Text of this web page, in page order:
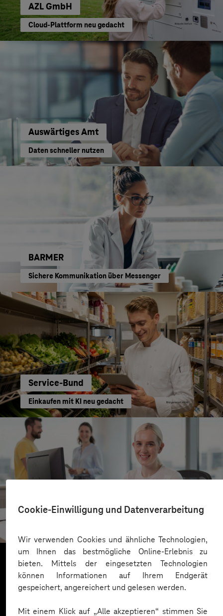
Cookie-Einwilligung und Datenverarbeitung
Wir verwenden Cookies und ähnliche Technologien,
um Ihnen das bestmögliche Online-Erlebnis zu
bieten. Mittels der eingesetzten Technologien
können Informationen auf Ihrem Endgerät
gespeichert, angereichert und gelesen werden.
Mit einem Klick auf „Alle akzeptieren“ stimmen Sie
AZL GmbH
Cloud-Plattform neu gedacht
Auswärtiges Amt
Daten schneller nutzen
BARMER
Sichere Kommunikation über Messenger
Service-Bund
Einkaufen mit KI neu gedacht
Kreis Bergstraße
Mehr laden